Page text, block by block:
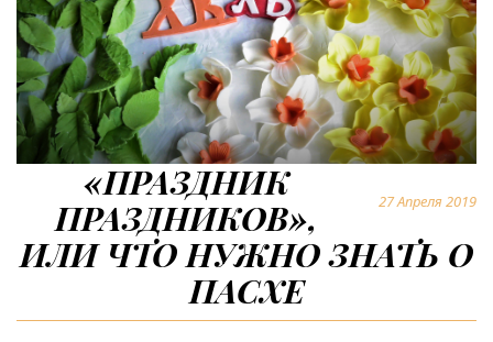
27 Апреля 2019
«ПРАЗДНИК
ПРАЗДНИКОВ»,
ИЛИ ЧТО НУЖНО ЗНАТЬ О
ПАСХЕ